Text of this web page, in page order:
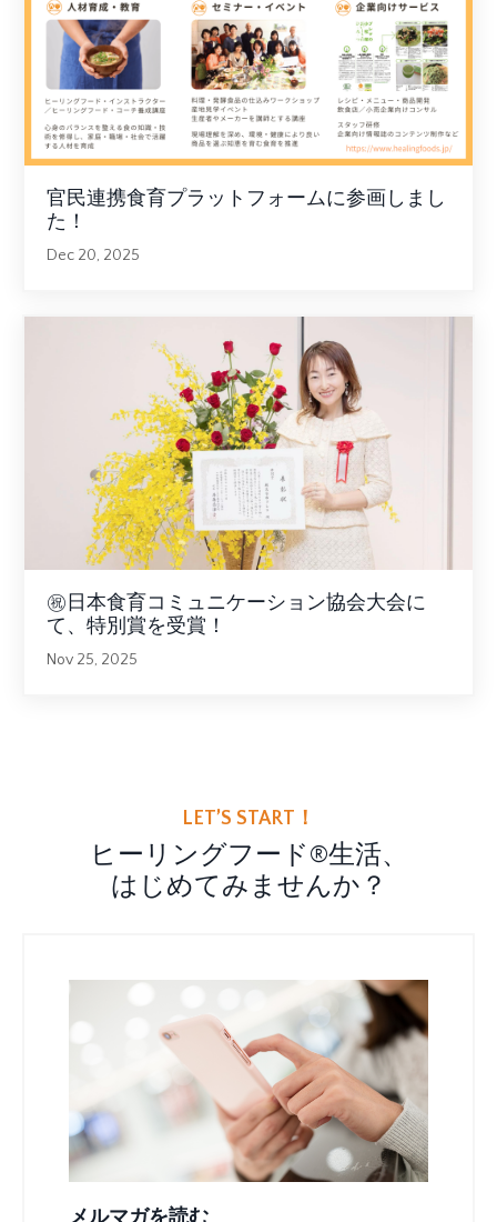
官民連携食育プラットフォームに参画しまし
た！
Dec 20, 2025
㊗日本食育コミュニケーション協会大会に
て、特別賞を受賞！
Nov 25, 2025
LET’S START！
ヒーリングフード®生活、
はじめてみませんか？
メルマガを読む